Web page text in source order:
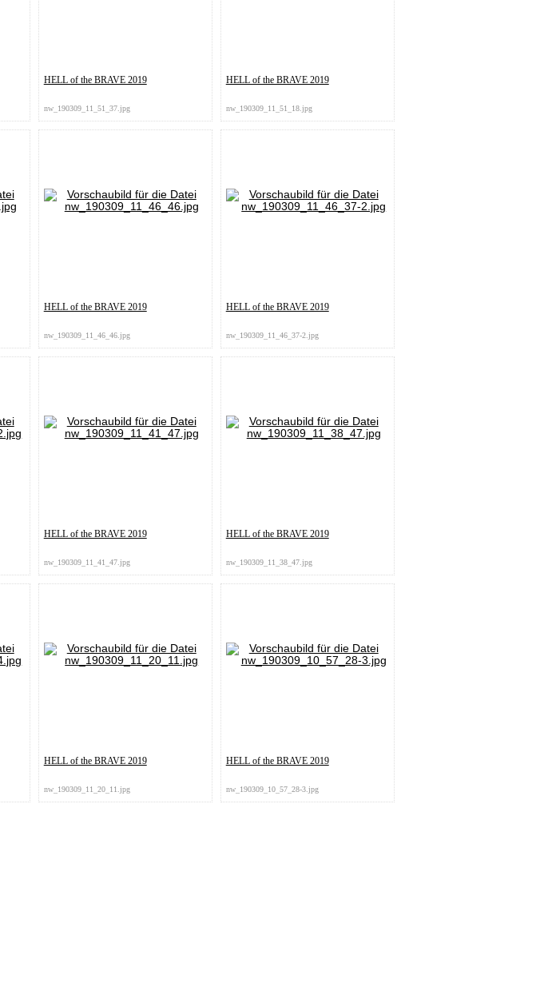
HELL of the BRAVE 2019
nw_190309_11_51_37.jpg
HELL of the BRAVE 2019
nw_190309_11_51_18.jpg
HELL of the BRAVE 2019
nw_190309_11_46_46.jpg
HELL of the BRAVE 2019
nw_190309_11_46_37-2.jpg
HELL of the BRAVE 2019
nw_190309_11_41_47.jpg
HELL of the BRAVE 2019
nw_190309_11_38_47.jpg
HELL of the BRAVE 2019
nw_190309_11_20_11.jpg
HELL of the BRAVE 2019
nw_190309_10_57_28-3.jpg